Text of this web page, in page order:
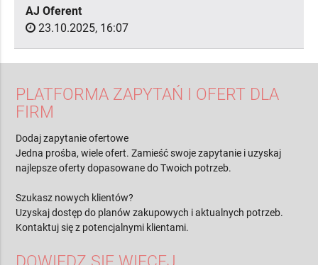
AJ Oferent
23.10.2025, 16:07
PLATFORMA ZAPYTAŃ I OFERT DLA
FIRM
Dodaj zapytanie ofertowe
Jedna prośba, wiele ofert. Zamieść swoje zapytanie i uzyskaj
najlepsze oferty dopasowane do Twoich potrzeb.
Szukasz nowych klientów?
Uzyskaj dostęp do planów zakupowych i aktualnych potrzeb.
Kontaktuj się z potencjalnymi klientami.